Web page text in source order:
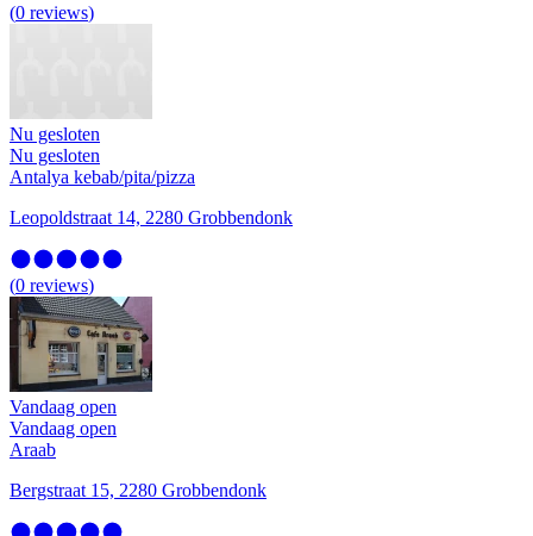
(0 reviews)
Nu gesloten
Nu gesloten
Antalya kebab/pita/pizza
Leopoldstraat 14, 2280 Grobbendonk
(0 reviews)
Vandaag open
Vandaag open
Araab
Bergstraat 15, 2280 Grobbendonk